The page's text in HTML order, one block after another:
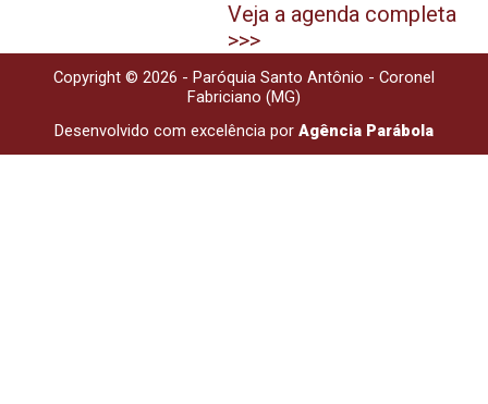
Veja a agenda completa
>>>
Copyright © 2026 - Paróquia Santo Antônio - Coronel
Fabriciano (MG)
Desenvolvido com excelência por Agência Parábola